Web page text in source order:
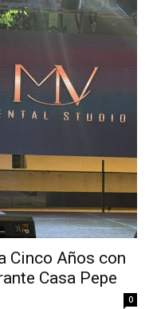
Cinco Años con
Casa Pepe
0